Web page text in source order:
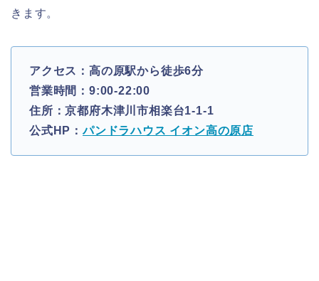
きます。
アクセス：高の原駅から徒歩6分
営業時間：9:00-22:00
住所：京都府木津川市相楽台1-1-1
公式HP：パンドラハウス イオン高の原店